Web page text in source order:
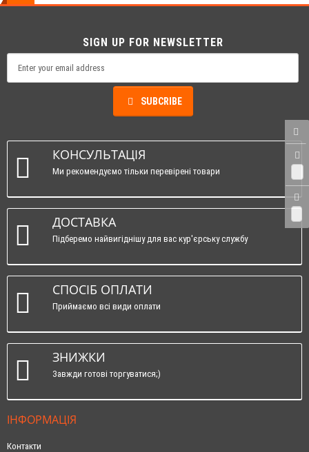
SIGN UP FOR NEWSLETTER
SUBCRIBE
КОНСУЛЬТАЦІЯ
Ми рекомендуємо тільки перевірені товари
ДОСТАВКА
Підберемо найвигіднішу для вас кур'єрську службу
СПОСІБ ОПЛАТИ
Приймаємо всі види оплати
ЗНИЖКИ
Завжди готові торгуватися;)
ІНФОРМАЦІЯ
Контакти